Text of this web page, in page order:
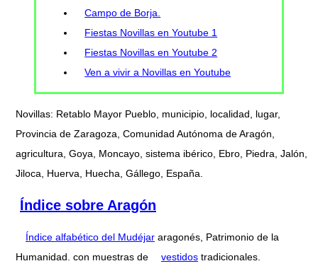
Campo de Borja.
Fiestas Novillas en Youtube 1
Fiestas Novillas en Youtube 2
Ven a vivir a Novillas en Youtube
Novillas: Retablo Mayor Pueblo, municipio, localidad, lugar,
Provincia de Zaragoza, Comunidad Autónoma de Aragón,
agricultura, Goya, Moncayo, sistema ibérico, Ebro, Piedra, Jalón,
Jiloca, Huerva, Huecha, Gállego, España.
Índice sobre Aragón
Índice alfabético del Mudéjar aragonés, Patrimonio de la
Humanidad. con muestras de
vestidos tradicionales.